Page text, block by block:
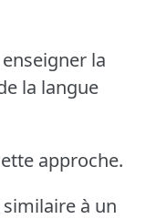
la
la langue
approche.
à un